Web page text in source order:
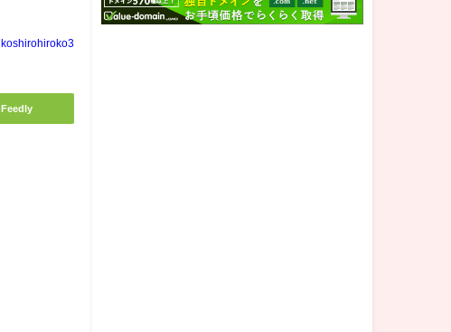
koshirohiroko3
Feedly